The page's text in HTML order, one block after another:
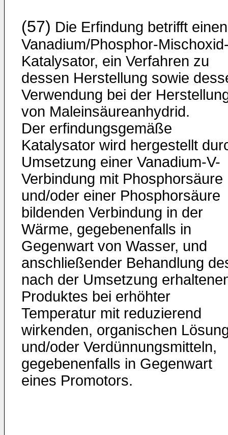
(57) Die Erfindung betrifft einen
Vanadium/Phosphor-
Katalysator, ein Verfahren zu
dessen Herstellung sowie
Verwendung bei der
von Maleinsäureanhydrid.
Der erfindungsgemäße
Katalysator wird hergestellt
Umsetzung einer Vanadium-V-
Verbindung mit Phosphorsäure
und/oder einer Phosphorsäure
bildenden Verbindung in der
Wärme, gegebenenfalls in
Gegenwart von Wasser, und
anschließender Behandlung
nach der Umsetzung
Produktes bei erhöhter
Temperatur mit reduzierend
wirkenden, organischen
und/oder Verdünnungsmitteln,
gegebenenfalls in Gegenwart
eines Promotors.